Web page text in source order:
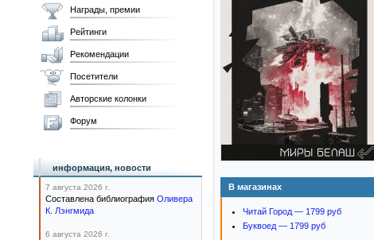
В магазинах
Читай Город — 1799 руб
Буквоед — 1799 руб
Награды, премии
Рейтинги
Рекомендации
Посетители
Авторские колонки
Форум
информация, новости
7 августа 2026 г.
Составлена библиография Оливера
К. Лэнгмида
6 августа 2026 г.